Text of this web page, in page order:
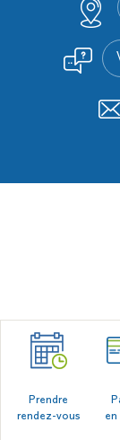
Prendre
rendez-vous
en